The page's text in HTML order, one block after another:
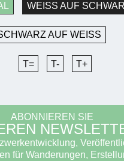
WEISS AUF SCHWARZ
AUF WEISS
T= T- T+
ABONNIEREN SIE
für Wanderungen,